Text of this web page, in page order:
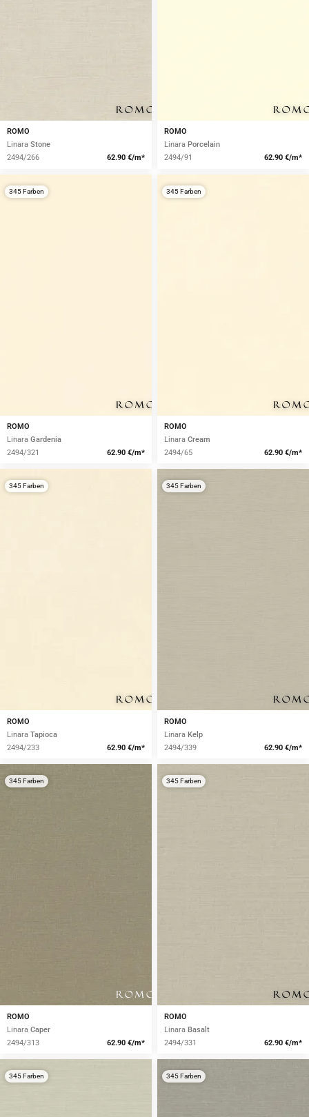
ROMO
Linara Stone
2494/266
62.90 €/m*
ROMO
Linara Porcelain
2494/91
62.90 €/m*
ROMO
Linara Gardenia
2494/321
62.90 €/m*
345 Farben
ROMO
Linara Cream
2494/65
62.90 €/m*
345 Farben
ROMO
Linara Tapioca
2494/233
62.90 €/m*
345 Farben
ROMO
Linara Kelp
2494/339
62.90 €/m*
345 Farben
ROMO
Linara Caper
2494/313
62.90 €/m*
345 Farben
ROMO
Linara Basalt
2494/331
62.90 €/m*
345 Farben
345 Farben 345 Farben